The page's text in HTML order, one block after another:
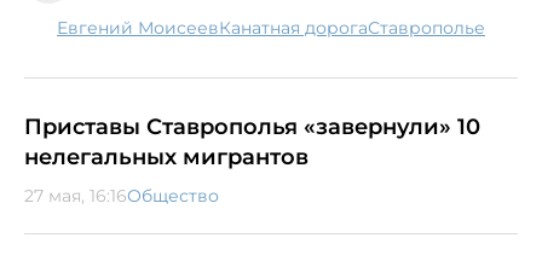
Евгений Моисеев Канатная дорога Ставрополье
Приставы Ставрополья «завернули» 10
нелегальных мигрантов
27 мая, 16:16Общество